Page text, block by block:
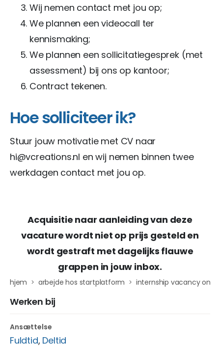
Wij nemen contact met jou op;
We plannen een videocall ter
kennismaking;
We plannen een sollicitatiegesprek (met
assessment) bij ons op kantoor;
Contract tekenen.
Hoe solliciteer ik?
Stuur jouw motivatie met CV naar
hi@vcreations.nl en wij nemen binnen twee
werkdagen contact met jou op.
Acquisitie naar aanleiding van deze
vacature wordt niet op prijs gesteld en
wordt gestraft met dagelijks flauwe
grappen in jouw inbox.
hjem arbejde hos startplatform internship vacancy
Werken bij
Ansættelse
Fuldtid, Deltid